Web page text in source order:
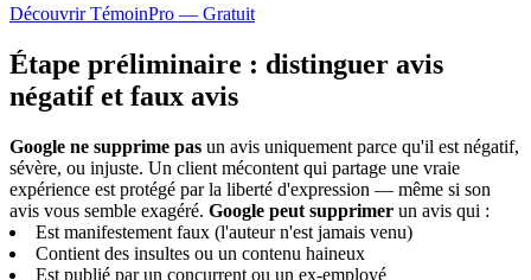
Découvrir TémoinPro — Gratuit
Étape préliminaire : distinguer avis
négatif et faux avis
Google ne supprime pas un avis uniquement parce qu'il est négatif,
sévère, ou injuste. Un client mécontent qui partage une vraie
expérience est protégé par la liberté d'expression — même si son
avis vous semble exagéré. Google peut supprimer un avis qui :
Est manifestement faux (l'auteur n'est jamais venu)
Contient des insultes ou un contenu haineux
Est publié par un concurrent ou un ex-employé